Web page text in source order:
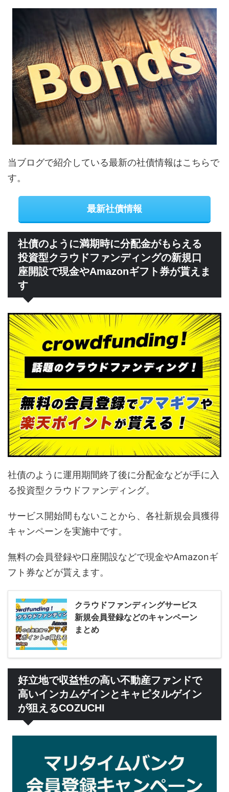
当ブログで紹介している最新の社債情報はこちらで
す。
最新社債情報
社債のように満期時に分配金がもらえる
投資型クラウドファンディングの新規口
座開設で現金やAmazonギフト券が貰えま
す
社債のように運用期間終了後に分配金などが手に入
る投資型クラウドファンディング。
サービス開始間もないことから、各社新規会員獲得
キャンペーンを実施中です。
無料の会員登録や口座開設などで現金やAmazonギ
フト券などが貰えます。
クラウドファンディングサービス
新規会員登録などのキャンペーン
まとめ
好立地で収益性の高い不動産ファンドで
高いインカムゲインとキャピタルゲイン
が狙えるCOZUCHI